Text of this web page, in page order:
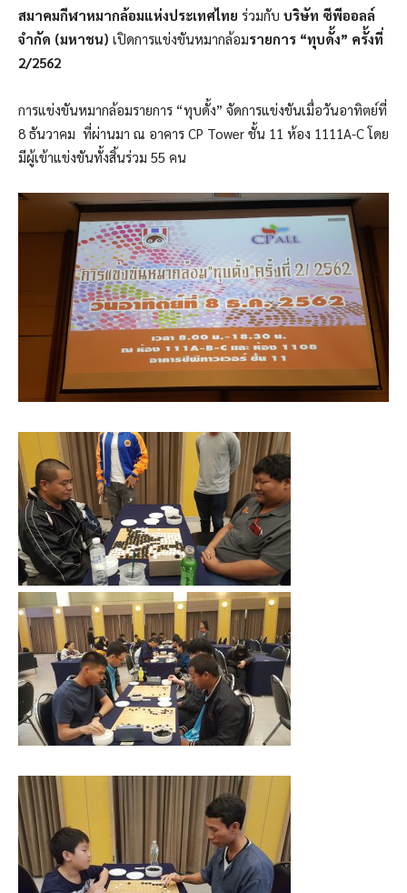
สมาคมกีฬาหมากล้อมแห่งประเทศไทย ร่วมกับ บริษัท ซีพีออลล์
จำกัด (มหาชน) เปิดการแข่งขันหมากล้อมรายการ “ทุบดั้ง” ครั้งที่
2/2562
การแข่งขันหมากล้อมรายการ “ทุบดั้ง” จัดการแข่งขันเมื่อวันอาทิตย์ที่
8 ธันวาคม ที่ผ่านมา ณ อาคาร CP Tower ชั้น 11 ห้อง 1111A-C โดย
มีผู้เข้าแข่งขันทั้งสิ้นร่วม 55 คน